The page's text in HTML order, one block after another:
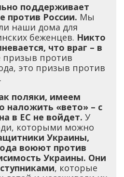
поддерживает
против России. Мы
наши дома для
беженцев. Никто
что враг – в
призыв против
это призыв против
поляки, имеем
наложить «вето» – с
в ЕС не войдет. У
которыми можно
Украины,
воюют против
Украины. Они
, которые